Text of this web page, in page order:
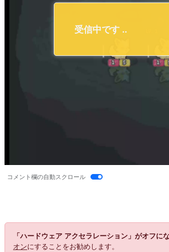
コメント欄の自動スクロール
「ハードウェア アクセラレーション」がオフに
オンにすることをお勧めします。